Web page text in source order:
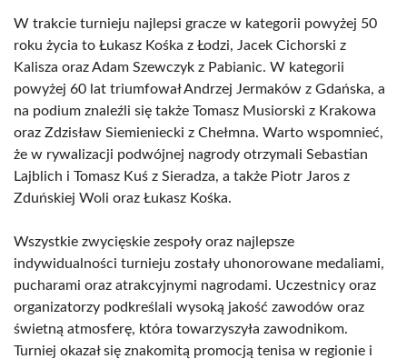
W trakcie turnieju najlepsi gracze w kategorii powyżej 50
roku życia to Łukasz Kośka z Łodzi, Jacek Cichorski z
Kalisza oraz Adam Szewczyk z Pabianic. W kategorii
powyżej 60 lat triumfował Andrzej Jermaków z Gdańska, a
na podium znaleźli się także Tomasz Musiorski z Krakowa
oraz Zdzisław Siemieniecki z Chełmna. Warto wspomnieć,
że w rywalizacji podwójnej nagrody otrzymali Sebastian
Lajblich i Tomasz Kuś z Sieradza, a także Piotr Jaros z
Zduńskiej Woli oraz Łukasz Kośka.
Wszystkie zwycięskie zespoły oraz najlepsze
indywidualności turnieju zostały uhonorowane medaliami,
pucharami oraz atrakcyjnymi nagrodami. Uczestnicy oraz
organizatorzy podkreślali wysoką jakość zawodów oraz
świetną atmosferę, która towarzyszyła zawodnikom.
Turniej okazał się znakomitą promocją tenisa w regionie i